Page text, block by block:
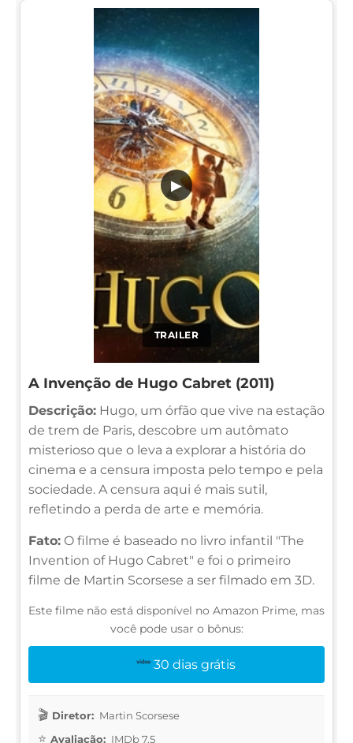
TRAILER
▶
A Invenção de Hugo Cabret (2011)
Descrição: Hugo, um órfão que vive na estação
de trem de Paris, descobre um autômato
misterioso que o leva a explorar a história do
cinema e a censura imposta pelo tempo e pela
sociedade. A censura aqui é mais sutil,
refletindo a perda de arte e memória.
Fato: O filme é baseado no livro infantil "The
Invention of Hugo Cabret" e foi o primeiro
filme de Martin Scorsese a ser filmado em 3D.
Este filme não está disponível no Amazon Prime, mas
você pode usar o bônus:
30 dias grátis
Diretor: Martin Scorsese
Avaliação: IMDb 7.5